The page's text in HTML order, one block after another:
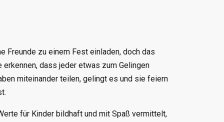
Freunde zu einem Fest einladen, doch das
dass jeder etwas zum Gelingen
miteinander teilen, gelingt es und sie feiern
für Kinder bildhaft und mit Spaß vermittelt,